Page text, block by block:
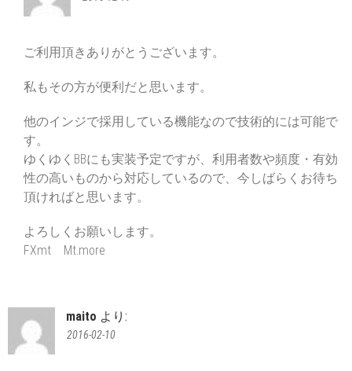
ご利用頂きありがとうございます。
私もその方が便利だと思います。
他のインジで採用している機能なので技術的には可能で
す。
ゆくゆくBBにも実装予定ですが、利用者数や頻度・有効
性の高いものから対応しているので、今しばらくお待ち
頂ければと思います。
よろしくお願いします。
FXmt Mt.more
maito より:
2016-02-10